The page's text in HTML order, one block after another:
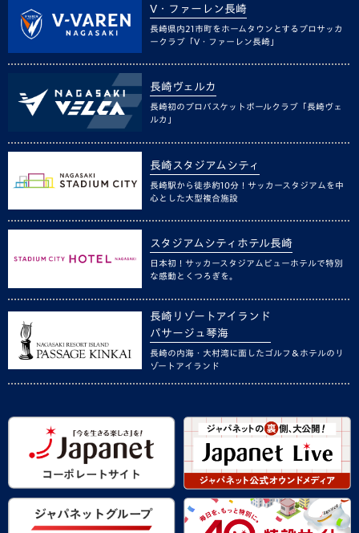
V・ファーレン長崎
長崎県内21市町をホームタウンとするプロサッカ
ークラブ「V・ファーレン長崎」
長崎ヴェルカ
長崎初のプロバスケットボールクラブ「長崎ヴェ
ルカ」
長崎スタジアムシティ
長崎駅から徒歩約10分！サッカースタジアムを中
心とした大型複合施設
スタジアムシティホテル長崎
日本初！サッカースタジアムビューホテルで特別
な感動とくつろぎを。
長崎リゾートアイランド
パサージュ琴海
長崎の内海・大村湾に面したゴルフ＆ホテルのリ
ゾートアイランド